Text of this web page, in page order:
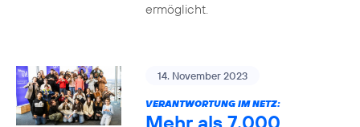
ermöglicht.
14. November 2023
VERANTWORTUNG IM NETZ:
Mehr als 7.000